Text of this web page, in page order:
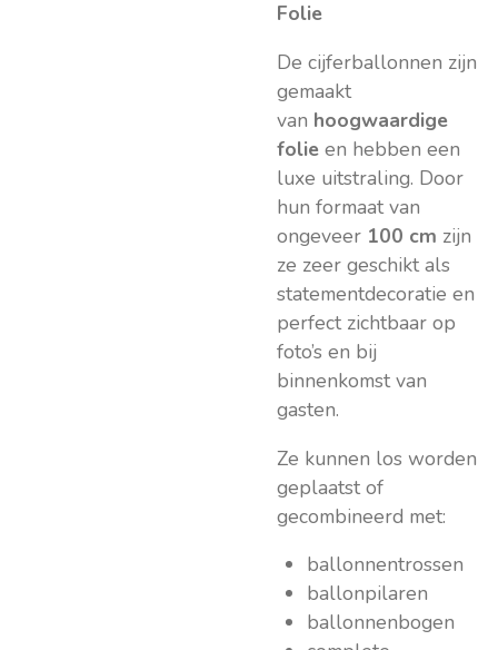
Folie
De cijferballonnen zijn
gemaakt
van hoogwaardige
folie en hebben een
luxe uitstraling. Door
hun formaat van
ongeveer 100 cm zijn
ze zeer geschikt als
statementdecoratie en
perfect zichtbaar op
foto’s en bij
binnenkomst van
gasten.
Ze kunnen los worden
geplaatst of
gecombineerd met:
ballonnentrossen
ballonpilaren
ballonnenbogen